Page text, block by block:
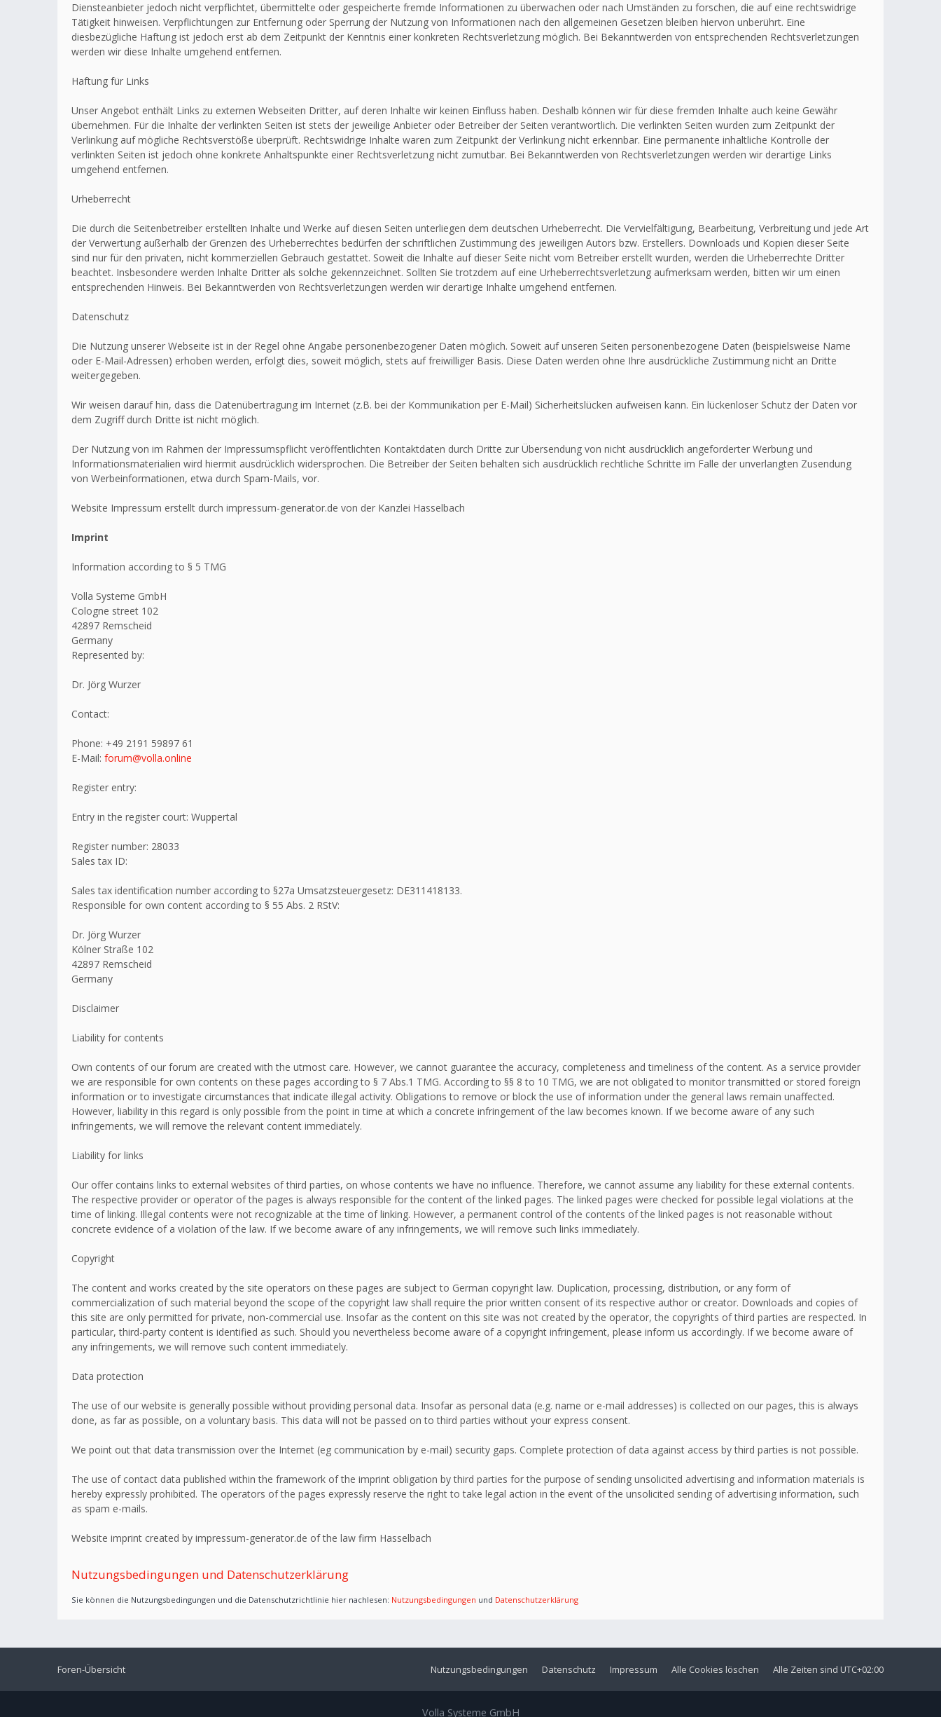
Diensteanbieter jedoch nicht verpflichtet, übermittelte oder gespeicherte fremde Informationen zu überwachen oder nach Umständen zu forschen, die auf eine rechtswidrige
Tätigkeit hinweisen. Verpflichtungen zur Entfernung oder Sperrung der Nutzung von Informationen nach den allgemeinen Gesetzen bleiben hiervon unberührt. Eine
diesbezügliche Haftung ist jedoch erst ab dem Zeitpunkt der Kenntnis einer konkreten Rechtsverletzung möglich. Bei Bekanntwerden von entsprechenden Rechtsverletzungen
werden wir diese Inhalte umgehend entfernen.
Haftung für Links
Unser Angebot enthält Links zu externen Webseiten Dritter, auf deren Inhalte wir keinen Einfluss haben. Deshalb können wir für diese fremden Inhalte auch keine Gewähr
übernehmen. Für die Inhalte der verlinkten Seiten ist stets der jeweilige Anbieter oder Betreiber der Seiten verantwortlich. Die verlinkten Seiten wurden zum Zeitpunkt der
Verlinkung auf mögliche Rechtsverstöße überprüft. Rechtswidrige Inhalte waren zum Zeitpunkt der Verlinkung nicht erkennbar. Eine permanente inhaltliche Kontrolle der
verlinkten Seiten ist jedoch ohne konkrete Anhaltspunkte einer Rechtsverletzung nicht zumutbar. Bei Bekanntwerden von Rechtsverletzungen werden wir derartige Links
umgehend entfernen.
Urheberrecht
Die durch die Seitenbetreiber erstellten Inhalte und Werke auf diesen Seiten unterliegen dem deutschen Urheberrecht. Die Vervielfältigung, Bearbeitung, Verbreitung und jede Art
der Verwertung außerhalb der Grenzen des Urheberrechtes bedürfen der schriftlichen Zustimmung des jeweiligen Autors bzw. Erstellers. Downloads und Kopien dieser Seite
sind nur für den privaten, nicht kommerziellen Gebrauch gestattet. Soweit die Inhalte auf dieser Seite nicht vom Betreiber erstellt wurden, werden die Urheberrechte Dritter
beachtet. Insbesondere werden Inhalte Dritter als solche gekennzeichnet. Sollten Sie trotzdem auf eine Urheberrechtsverletzung aufmerksam werden, bitten wir um einen
entsprechenden Hinweis. Bei Bekanntwerden von Rechtsverletzungen werden wir derartige Inhalte umgehend entfernen.
Datenschutz
Die Nutzung unserer Webseite ist in der Regel ohne Angabe personenbezogener Daten möglich. Soweit auf unseren Seiten personenbezogene Daten (beispielsweise Name
oder E-Mail-Adressen) erhoben werden, erfolgt dies, soweit möglich, stets auf freiwilliger Basis. Diese Daten werden ohne Ihre ausdrückliche Zustimmung nicht an Dritte
weitergegeben.
Wir weisen darauf hin, dass die Datenübertragung im Internet (z.B. bei der Kommunikation per E-Mail) Sicherheitslücken aufweisen kann. Ein lückenloser Schutz der Daten vor
dem Zugriff durch Dritte ist nicht möglich.
Der Nutzung von im Rahmen der Impressumspflicht veröffentlichten Kontaktdaten durch Dritte zur Übersendung von nicht ausdrücklich angeforderter Werbung und
Informationsmaterialien wird hiermit ausdrücklich widersprochen. Die Betreiber der Seiten behalten sich ausdrücklich rechtliche Schritte im Falle der unverlangten Zusendung
von Werbeinformationen, etwa durch Spam-Mails, vor.
Website Impressum erstellt durch impressum-generator.de von der Kanzlei Hasselbach
Imprint
Information according to § 5 TMG
Volla Systeme GmbH
Cologne street 102
42897 Remscheid
Germany
Represented by:
Dr. Jörg Wurzer
Contact:
Phone: +49 2191 59897 61
E-Mail: forum@volla.online
Register entry:
Entry in the register court: Wuppertal
Register number: 28033
Sales tax ID:
Sales tax identification number according to §27a Umsatzsteuergesetz: DE311418133.
Responsible for own content according to § 55 Abs. 2 RStV:
Dr. Jörg Wurzer
Kölner Straße 102
42897 Remscheid
Germany
Disclaimer
Liability for contents
Own contents of our forum are created with the utmost care. However, we cannot guarantee the accuracy, completeness and timeliness of the content. As a service provider
we are responsible for own contents on these pages according to § 7 Abs.1 TMG. According to §§ 8 to 10 TMG, we are not obligated to monitor transmitted or stored foreign
information or to investigate circumstances that indicate illegal activity. Obligations to remove or block the use of information under the general laws remain unaffected.
However, liability in this regard is only possible from the point in time at which a concrete infringement of the law becomes known. If we become aware of any such
infringements, we will remove the relevant content immediately.
Liability for links
Our offer contains links to external websites of third parties, on whose contents we have no influence. Therefore, we cannot assume any liability for these external contents.
The respective provider or operator of the pages is always responsible for the content of the linked pages. The linked pages were checked for possible legal violations at the
time of linking. Illegal contents were not recognizable at the time of linking. However, a permanent control of the contents of the linked pages is not reasonable without
concrete evidence of a violation of the law. If we become aware of any infringements, we will remove such links immediately.
Copyright
The content and works created by the site operators on these pages are subject to German copyright law. Duplication, processing, distribution, or any form of
commercialization of such material beyond the scope of the copyright law shall require the prior written consent of its respective author or creator. Downloads and copies of
this site are only permitted for private, non-commercial use. Insofar as the content on this site was not created by the operator, the copyrights of third parties are respected. In
particular, third-party content is identified as such. Should you nevertheless become aware of a copyright infringement, please inform us accordingly. If we become aware of
any infringements, we will remove such content immediately.
Data protection
The use of our website is generally possible without providing personal data. Insofar as personal data (e.g. name or e-mail addresses) is collected on our pages, this is always
done, as far as possible, on a voluntary basis. This data will not be passed on to third parties without your express consent.
We point out that data transmission over the Internet (eg communication by e-mail) security gaps. Complete protection of data against access by third parties is not possible.
The use of contact data published within the framework of the imprint obligation by third parties for the purpose of sending unsolicited advertising and information materials is
hereby expressly prohibited. The operators of the pages expressly reserve the right to take legal action in the event of the unsolicited sending of advertising information, such
as spam e-mails.
Website imprint created by impressum-generator.de of the law firm Hasselbach
Nutzungsbedingungen und Datenschutzerklärung
Sie können die Nutzungsbedingungen und die Datenschutzrichtlinie hier nachlesen: Nutzungsbedingungen und Datenschutzerklärung
Foren-Übersicht Alle Zeiten sind UTC+02:00
Alle Cookies löschen
Impressum
Datenschutz
Nutzungsbedingungen
Volla Systeme GmbH